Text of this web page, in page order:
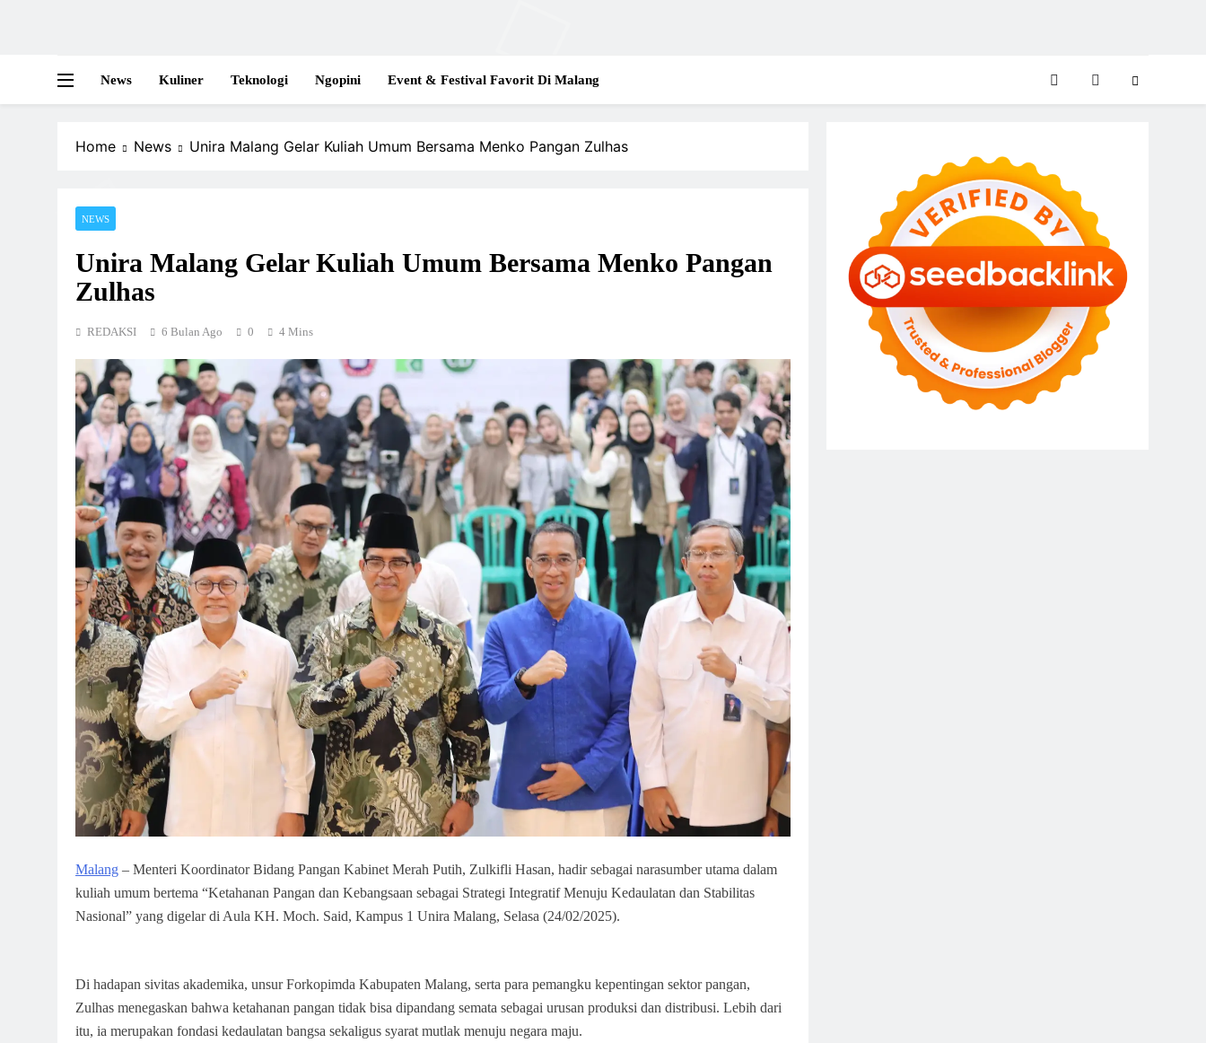
News Kuliner Teknologi Ngopini Event & Festival Favorit Di Malang
Home News Unira Malang Gelar Kuliah Umum Bersama Menko Pangan Zulhas
NEWS
Unira Malang Gelar Kuliah Umum Bersama Menko Pangan
Zulhas
REDAKSI 6 Bulan Ago 0 4 Mins
Malang – Menteri Koordinator Bidang Pangan Kabinet Merah Putih, Zulkifli Hasan, hadir sebagai narasumber utama dalam
kuliah umum bertema “Ketahanan Pangan dan Kebangsaan sebagai Strategi Integratif Menuju Kedaulatan dan Stabilitas
Nasional” yang digelar di Aula KH. Moch. Said, Kampus 1 Unira Malang, Selasa (24/02/2025).
Di hadapan sivitas akademika, unsur Forkopimda Kabupaten Malang, serta para pemangku kepentingan sektor pangan,
Zulhas menegaskan bahwa ketahanan pangan tidak bisa dipandang semata sebagai urusan produksi dan distribusi. Lebih dari
itu, ia merupakan fondasi kedaulatan bangsa sekaligus syarat mutlak menuju negara maju.